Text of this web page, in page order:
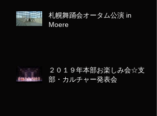
札幌舞踊会オータム公演 in
Moere
２０１９年本部お楽しみ会☆支
部・カルチャー発表会